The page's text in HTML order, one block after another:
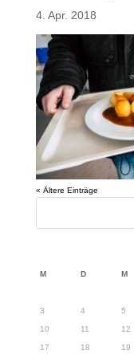
4. Apr. 2018
« Ältere Einträge
M D M
3 4 5
10 11 12
17 18 19